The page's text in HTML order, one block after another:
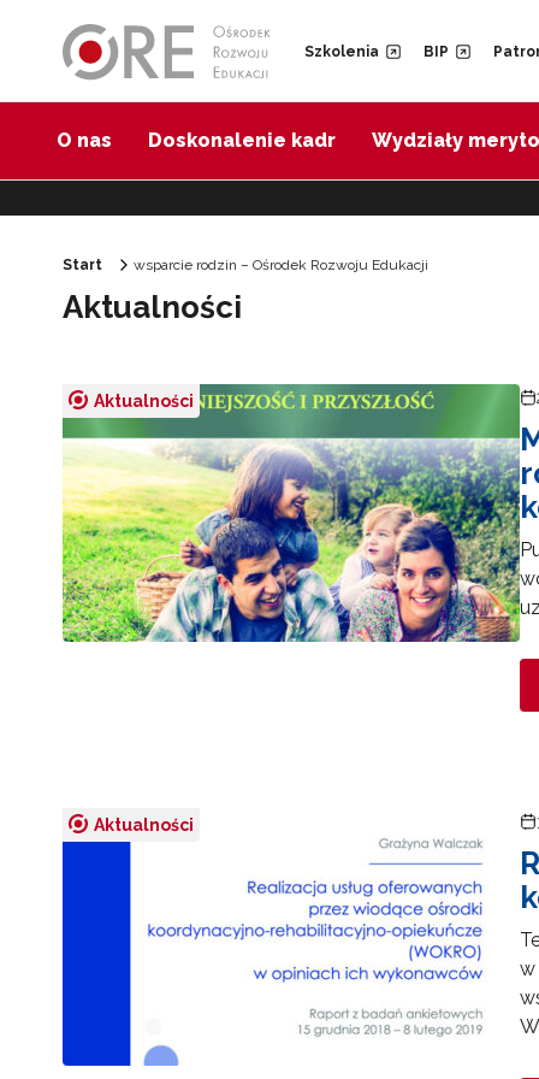
Szkolenia BIP
O nas Doskonalenie kadr Wydziały
Start wsparcie rodzin – Ośrodek Rozwoju Edukacji
Aktualności
Aktualności
Aktualności
w